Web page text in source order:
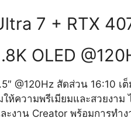
7 + RTX
OLED
@120Hz สัดส่วน 16:10 เ
ห้ความพรีเมียมและสวยงา
ะงาน Creator พร้อมการทำ